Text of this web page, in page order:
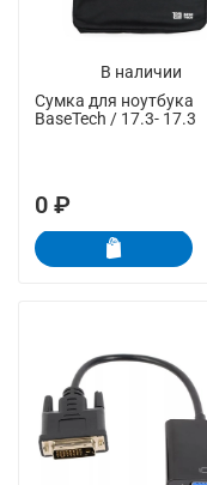
В наличии
Сумка для ноутбука
BaseTech / 17.3- 17.3
0 ₽